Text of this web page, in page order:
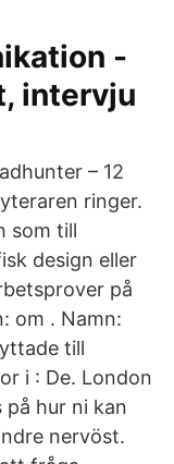
-
intervju
– 12
ringer.
som till
design eller
på
om . Namn:
till
i : De. London
hur ni kan
nervöst.